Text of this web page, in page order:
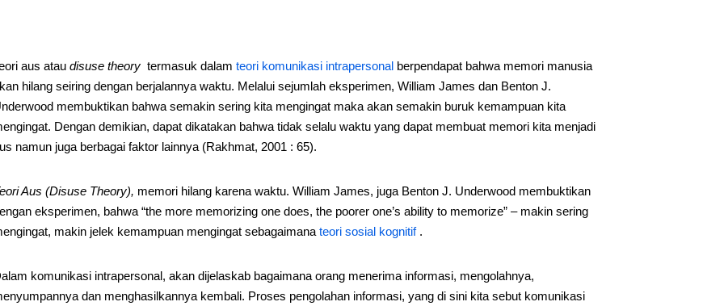
aus atau disuse theorytermasuk dalam teori komunikasi intrapersonalberpendapat bahwa memori manusia
hilang seiring dengan berjalannya waktu. Melalui sejumlah eksperimen, William James dan Benton J.
membuktikan bahwa semakin sering kita mengingat maka akan semakin buruk kemampuan kita
Dengan demikian, dapat dikatakan bahwa tidak selalu waktu yang dapat membuat memori kita menjadi
namun juga berbagai faktor lainnya (Rakhmat, 2001 : 65).
Aus (Disuse Theory), memori hilang karena waktu. William James, juga Benton J. Underwood membuktikan
eksperimen, bahwa “the more memorizing one does, the poorer one’s ability to memorize” – makin sering
makin jelek kemampuan mengingat sebagaimana teori sosial kognitif.
komunikasi intrapersonal, akan dijelaskab bagaimana orang menerima informasi, mengolahnya,
dan menghasilkannya kembali. Proses pengolahan informasi, yang di sini kita sebut komunikasi